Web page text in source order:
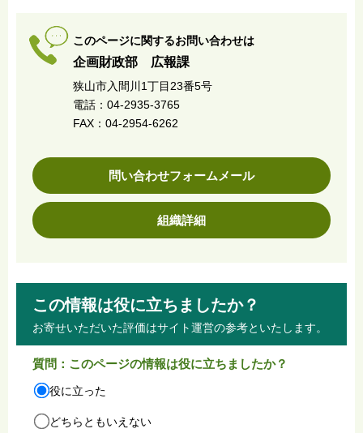
このページに関するお問い合わせは
企画財政部 広報課
狭山市入間川1丁目23番5号
電話：04-2935-3765
FAX：04-2954-6262
問い合わせフォームメール
組織詳細
この情報は役に立ちましたか？
お寄せいただいた評価はサイト運営の参考といたします。
質問：このページの情報は役に立ちましたか？
役に立った
どちらともいえない